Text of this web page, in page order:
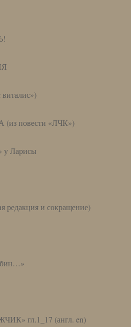
повести «ЛЧК»)
у Ларисы
редакция и сокращение)
гл.1_17 (англ. en)